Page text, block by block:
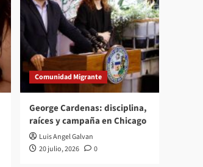
Comunidad Migrante
George Cardenas: disciplina,
raíces y campaña en Chicago
Luis Angel Galvan
20 julio, 2026
0